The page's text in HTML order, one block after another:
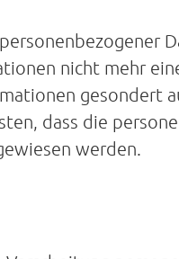
nicht mehr
gesondert
dass die
werden.